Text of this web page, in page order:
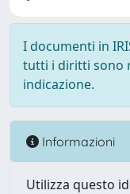
I documenti in
tutti i diritti sono
indicazione.
Informazioni
Utilizza questo